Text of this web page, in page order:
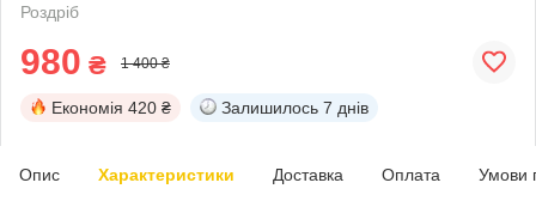
Роздріб
980 ₴ 1 400 ₴
Економія 420 ₴ Залишилось 7 днів
Опис Характеристики Доставка Оплата Умови